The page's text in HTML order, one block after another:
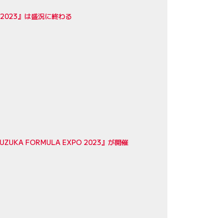
』は盛況に終わる
FORMULA EXPO 2023』が開催